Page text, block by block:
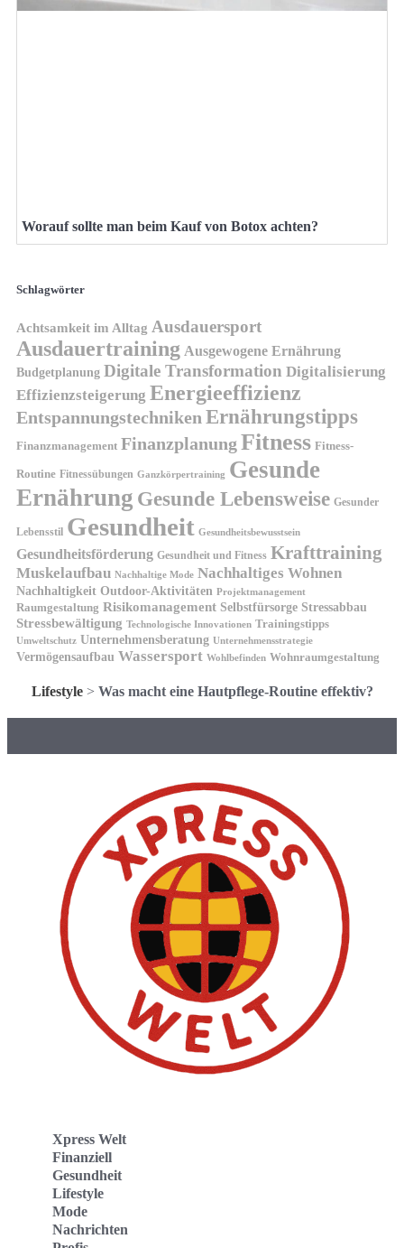
Worauf sollte man beim Kauf von Botox achten?
Schlagwörter
Achtsamkeit im Alltag Ausdauersport
Ausdauertraining Ausgewogene Ernährung
Budgetplanung Digitale Transformation Digitalisierung
Effizienzsteigerung Energieeffizienz
Entspannungstechniken Ernährungstipps
Finanzmanagement Finanzplanung Fitness Fitness-
Routine Fitnessübungen Ganzkörpertraining Gesunde
Ernährung Gesunde Lebensweise Gesunder
Lebensstil Gesundheit Gesundheitsbewusstsein
Gesundheitsförderung Gesundheit und Fitness Krafttraining
Muskelaufbau Nachhaltige Mode Nachhaltiges Wohnen
Nachhaltigkeit Outdoor-Aktivitäten Projektmanagement
Raumgestaltung Risikomanagement Selbstfürsorge Stressabbau
Stressbewältigung Technologische Innovationen Trainingstipps
Umweltschutz Unternehmensberatung Unternehmensstrategie
Vermögensaufbau Wassersport Wohlbefinden Wohnraumgestaltung
Lifestyle> Was macht eine Hautpflege-Routine effektiv?
Xpress Welt
Finanziell
Gesundheit
Lifestyle
Mode
Nachrichten